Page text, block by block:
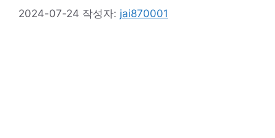
2024-07-24 작성자: jai870001